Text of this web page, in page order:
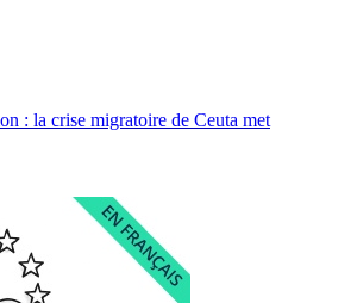
: la crise migratoire de Ceuta met